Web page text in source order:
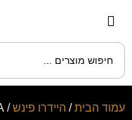
עמוד הבית/ היידרו פינש/ CARRARA